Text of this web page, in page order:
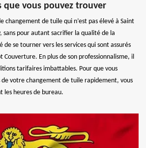
que vous pouvez trouver
changement de tuile qui n’est pas élevé à Saint
pour autant sacrifier la qualité de la
de se tourner vers les services qui sont assurés
En plus de son professionnalisme, il
tarifaires imbattables. Pour que vous
de votre changement de tuile rapidement, vous
les heures de bureau.